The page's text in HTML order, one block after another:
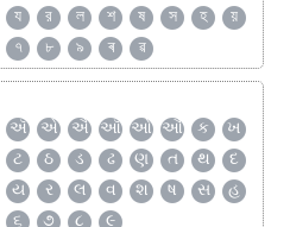
য র ল শ ষ স হ
য়
৭ ৮ ৯ ৰ ৱ
ઍ એ ઐ ઑ ઓ ઔ ક
ખ
ટ ઠ ડ ઢ ણ ત થ
દ
ય ર લ વ શ ષ સ
હ
૬ ૭ ૮ ૯